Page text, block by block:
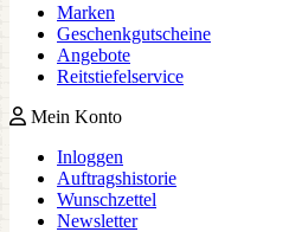
Marken
Geschenkgutscheine
Angebote
Reitstiefelservice
Mein Konto
Inloggen
Auftragshistorie
Wunschzettel
Newsletter